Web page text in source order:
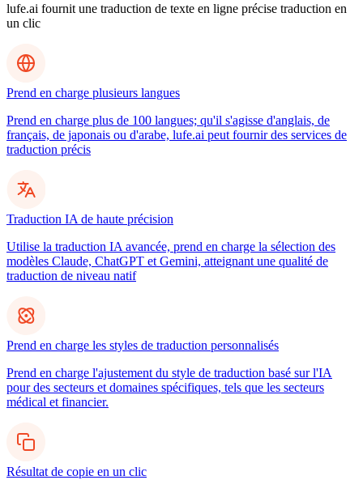
lufe.ai fournit une traduction de texte en ligne précise traduction en
un clic
Prend en charge plusieurs langues
Prend en charge plus de 100 langues; qu'il s'agisse d'anglais, de
français, de japonais ou d'arabe, lufe.ai peut fournir des services de
traduction précis
Traduction IA de haute précision
Utilise la traduction IA avancée, prend en charge la sélection des
modèles Claude, ChatGPT et Gemini, atteignant une qualité de
traduction de niveau natif
Prend en charge les styles de traduction personnalisés
Prend en charge l'ajustement du style de traduction basé sur l'IA
pour des secteurs et domaines spécifiques, tels que les secteurs
médical et financier.
Résultat de copie en un clic